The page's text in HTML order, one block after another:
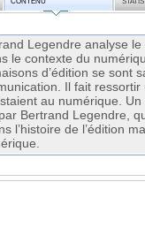
CONTENU
Legendre analyse
le contexte du
d’édition se sont
Il fait
au numérique.
Bertrand Legendre,
l’histoire de l’édition